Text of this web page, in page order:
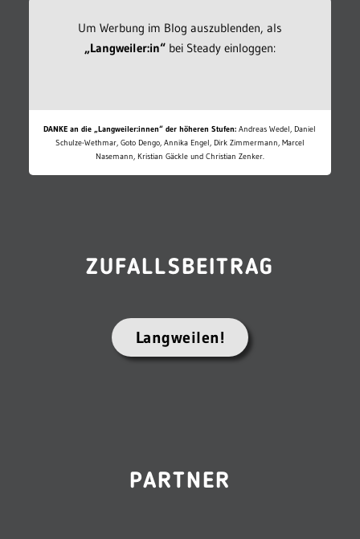
Um Werbung im Blog auszublenden, als
„Langweiler:in“bei Steady einloggen:
DANKE an die „Langweiler:innen“ der höheren Stufen: Andreas Wedel, Daniel
Schulze-Wethmar, Goto Dengo, Annika Engel, Dirk Zimmermann, Marcel
Nasemann, Kristian Gäckle und Christian Zenker.
ZUFALLSBEITRAG
Langweilen!
PARTNER